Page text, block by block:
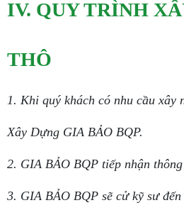
IV. QUY TRÌNH
THÔ
1. Khi quý khách có nhu cầu xây
Xây Dựng GIA BẢO BQP.
2. GIA BẢO BQP tiếp nhận
3. GIA BẢO BQP sẽ cử kỹ sư